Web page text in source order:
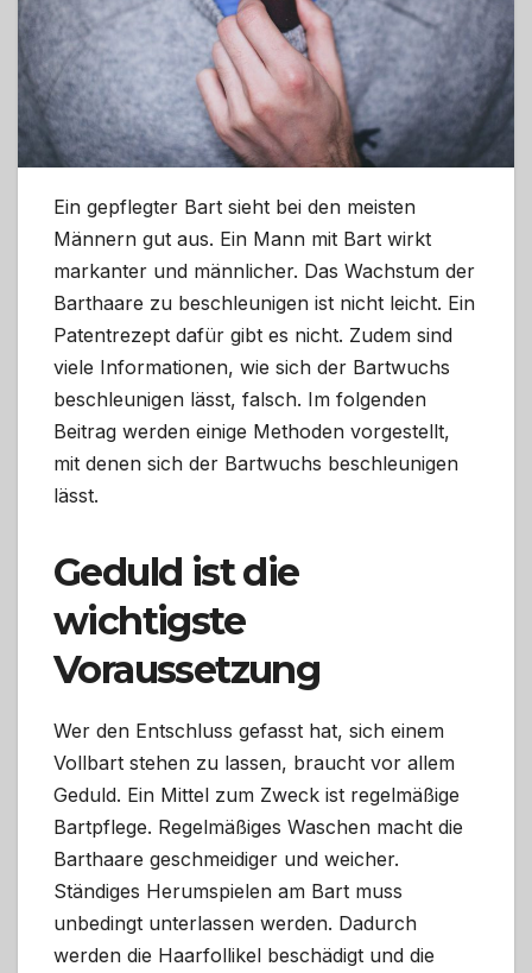
Ein gepflegter Bart sieht bei den meisten
Männern gut aus. Ein Mann mit Bart wirkt
markanter und männlicher. Das Wachstum der
Barthaare zu beschleunigen ist nicht leicht. Ein
Patentrezept dafür gibt es nicht. Zudem sind
viele Informationen, wie sich der Bartwuchs
beschleunigen lässt, falsch. Im folgenden
Beitrag werden einige Methoden vorgestellt,
mit denen sich der Bartwuchs beschleunigen
lässt.
Geduld ist die
wichtigste
Voraussetzung
Wer den Entschluss gefasst hat, sich einem
Vollbart stehen zu lassen, braucht vor allem
Geduld. Ein Mittel zum Zweck ist regelmäßige
Bartpflege. Regelmäßiges Waschen macht die
Barthaare geschmeidiger und weicher.
Ständiges Herumspielen am Bart muss
unbedingt unterlassen werden. Dadurch
werden die Haarfollikel beschädigt und die